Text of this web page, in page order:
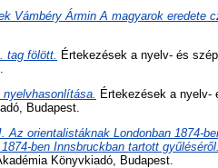
Vámbéry Ármin A magyarok eredete
tag fölött.
Értekezések a nyelv- és
Értekezések a nyelv-
Budapest.
Az orientalistáknak Londonban 1874-
ben Innsbruckban tartott gyűléséről.
Könyvkiadó, Budapest.